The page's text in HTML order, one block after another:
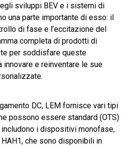
sviluppi BEV e i sistemi di
una parte importante di esso: il
di fase e l’eccitazione del
completa di prodotti di
per soddisfare queste
innovare e reinventare le sue
DC, LEM fornisce vari tipi
possono essere standard (OTS)
i dispositivi monofase,
HAH1, che sono disponibili in